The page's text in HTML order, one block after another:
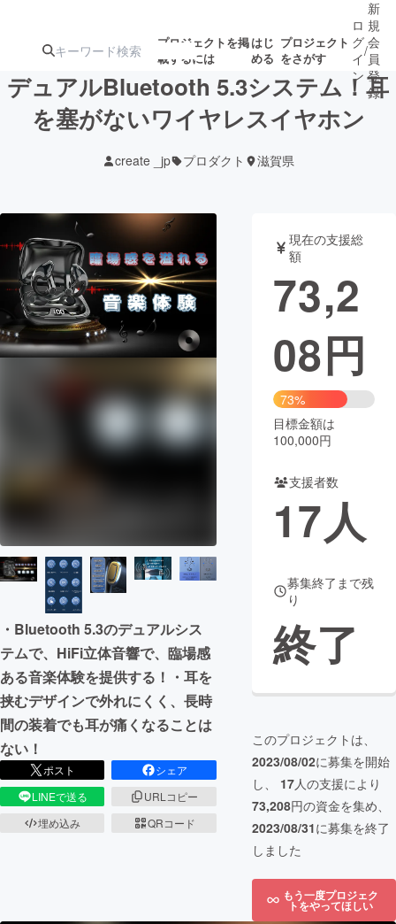
プロジェクトを掲
載するには
はじ
める
プロジェクト
をさがす
ターン
注目の新着プロ
ジェクト
募集終了が近いプ
ロジェクト
アート・写真 音楽
テクノロジー・ガジェット ゲーム・
映像・映画 書籍・雑誌
チャレンジ
まちづくり・地域活性化
CAMPFIRE Creation
コミュニティ
ロ
グ
イ
ン
/
新
規
会
員
登
録
デュアルBluetooth 5.3システム！耳
を塞がないワイヤレスイヤホン
create _jp プロダクト 滋賀県
・Bluetooth 5.3のデュアルシス
テムで、HiFi立体音響で、臨場感
ある音楽体験を提供する！・耳を
挟むデザインで外れにくく、長時
間の装着でも耳が痛くなることは
ない！
ポスト
シェア
LINEで送る
URLコピー
埋め込み
QRコード
現在の支援総
額
73,2
08円
73%
目標金額は
100,000円
支援者数
17人
募集終了まで残
り
終了
このプロジェクトは、
2023/08/02に募集を開始
し、 17人の支援により
73,208円の資金を集め、
2023/08/31に募集を終了
しました
もう一度プロジェク
トをやってほしい